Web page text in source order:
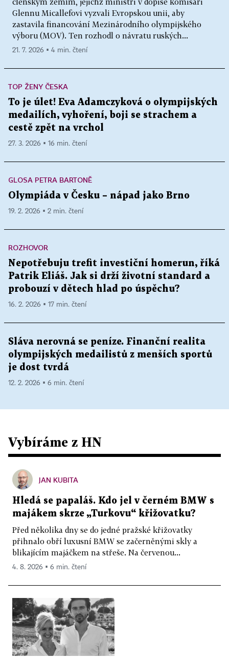
Glennu Micallefovi vyzvali Evropskou unii, aby
zastavila financování Mezinárodního olympijského
výboru (MOV). Ten rozhodl o návratu ruských...
21. 7. 2026 ▪ 4 min. čtení
TOP ŽENY ČESKA
To je úlet! Eva Adamczyková o olympijských
medailích, vyhoření, boji se strachem a
cestě zpět na vrchol
27. 3. 2026 ▪ 16 min. čtení
GLOSA PETRA BARTONĚ
Olympiáda v Česku – nápad jako Brno
19. 2. 2026 ▪ 2 min. čtení
ROZHOVOR
Nepotřebuju trefit investiční homerun, říká
Patrik Eliáš. Jak si drží životní standard a
probouzí v dětech hlad po úspěchu?
16. 2. 2026 ▪ 17 min. čtení
Sláva nerovná se peníze. Finanční realita
olympijských medailistů z menších sportů
je dost tvrdá
12. 2. 2026 ▪ 6 min. čtení
Vybíráme z HN
JAN KUBITA
Hledá se papaláš. Kdo jel v černém BMW s
majákem skrze „Turkovu“ křižovatku?
Před několika dny se do jedné pražské křižovatky
přihnalo obří luxusní BMW se začerněnými skly a
blikajícím majáčkem na střeše. Na červenou...
4. 8. 2026 ▪ 6 min. čtení